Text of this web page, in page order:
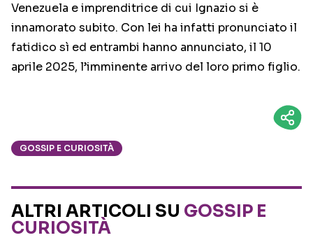
Venezuela e imprenditrice di cui Ignazio si è
innamorato subito. Con lei ha infatti pronunciato il
fatidico sì ed entrambi hanno annunciato, il 10
aprile 2025, l’imminente arrivo del loro primo figlio.
GOSSIP E CURIOSITÀ
ALTRI ARTICOLI SU GOSSIP E
CURIOSITÀ